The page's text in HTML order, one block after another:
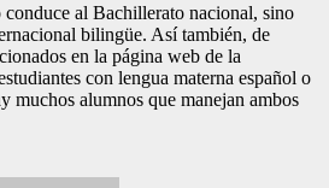
al Bachillerato nacional, sino
bilingüe. Así también, de
en la página web de la
con lengua materna español o
muchos alumnos que manejan ambos